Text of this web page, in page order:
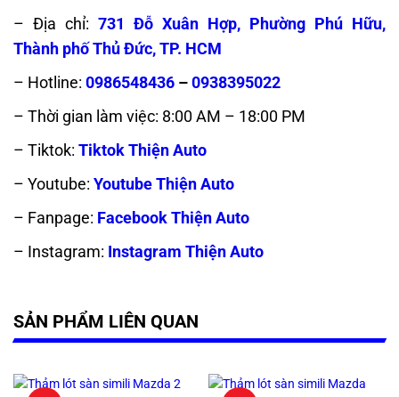
– Địa chỉ: 731 Đỗ Xuân Hợp, Phường Phú Hữu,
Thành phố Thủ Đức, TP. HCM
– Hotline: 0986548436 –0938395022
– Thời gian làm việc: 8:00 AM – 18:00 PM
– Tiktok: Tiktok Thiện Auto
– Youtube: Youtube Thiện Auto
– Fanpage: Facebook Thiện Auto
– Instagram: Instagram Thiện Auto
SẢN PHẨM LIÊN QUAN